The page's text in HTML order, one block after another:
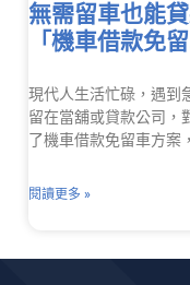
無需留車也能
「機車借款免
現代人生活忙碌，遇到
留在當舖或貸款公司，
了機車借款免留車方案
閱讀更多 »